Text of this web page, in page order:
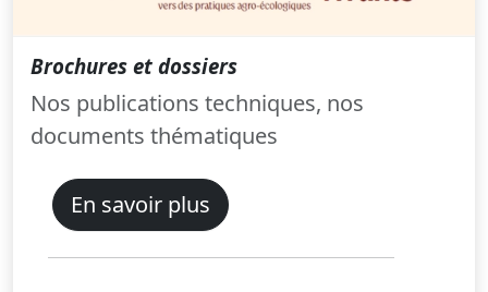
Brochures et dossiers
Nos publications techniques, nos
documents thématiques
En savoir plus